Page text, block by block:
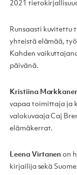
2021
Runsaasti kuvitettu
yhteistä elämää,
Kahden
päivänä.
Kristiina
vapaa toimittaja ja
valokuvaaja Caj
elämäkerrat.
Leena Virtanen on
kirjailija sekä